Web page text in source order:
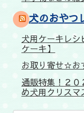
犬のおやつ
犬用ケーキレシ
ケーキ】
お取り寄せ☆お
通販特集！２
め犬用クリス